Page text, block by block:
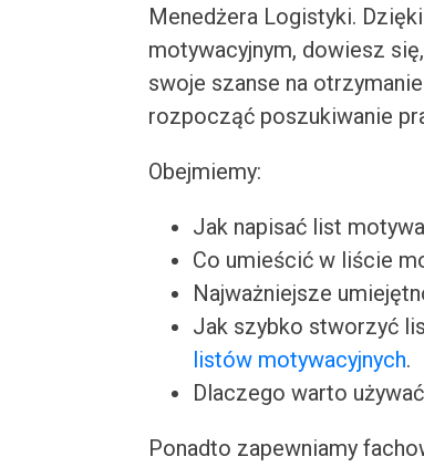
Menedżera Logistyki.
motywacyjnym, dowiesz
swoje szanse na
rozpocząć poszukiwanie
Obejmiemy:
Jak napisać list
Co umieścić w liście
Najważniejsze
Jak szybko stworzyć
listów motywacyjnych.
Dlaczego warto używać
Ponadto zapewniamy